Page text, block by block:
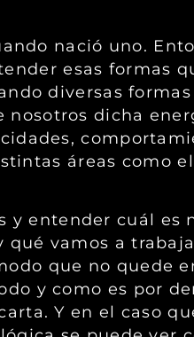
nació uno.
esas formas
diversas
dicha
áreas como
y entender cuál es
vamos a
que no quede
y como es por
Y en el caso